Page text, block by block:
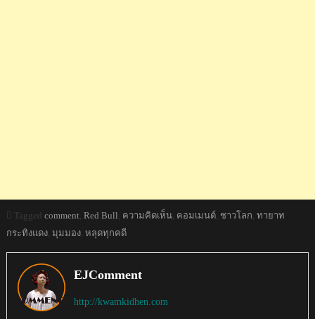
Tagged comment Red Bull ความคิดเห็น, คอมเมนต์, ชาวโลก ทายาท
กระทิงแดง, มุมมอง, หลุดทุกคดี
EJComment
http://kwamkidhen.com